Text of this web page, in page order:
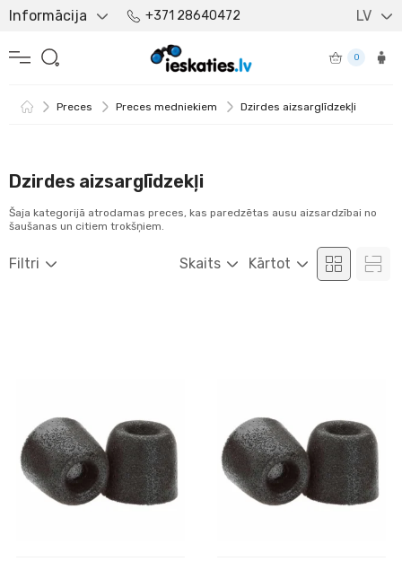
Informācija +371 28640472 LV
0
Preces Preces medniekiem Dzirdes aizsarglīdzekļi
Dzirdes aizsarglīdzekļi
Filtri Skaits Kārtot
Šaja kategorijā atrodamas preces, kas paredzētas ausu aizsardzībai no
šaušanas un citiem trokšņiem.